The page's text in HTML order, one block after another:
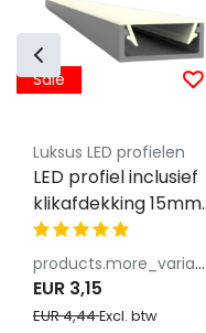
Sale
Luksus LED profielen
LED profiel inclusief
klikafdekking 15mm
x 6mm - 301ALU
products.more_variants_available
EUR 3,15
EUR 4,44Excl. btw